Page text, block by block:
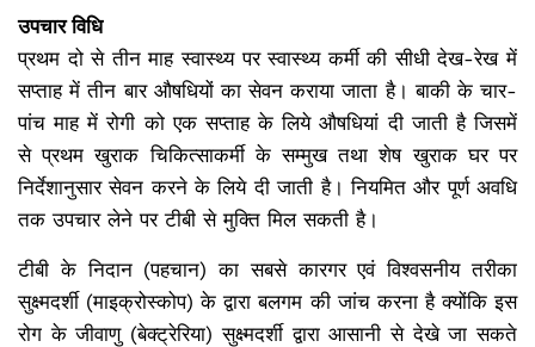
उपचार विधि
प्रथम दो से तीन माह स्‍वास्‍थ्‍य पर स्‍वास्‍थ्‍य कर्मी की सीधी देख-रेख में
सप्‍ताह में तीन बार औषधियों का सेवन कराया जाता है। बाकी के चार-
पांच माह में रोगी को एक सप्‍ताह के लिये औषधियां दी जाती है जिसमें
से प्रथम खुराक चिकित्‍साकर्मी के सम्‍मुख तथा शेष खुराक घर पर
निर्देशानुसार सेवन करने के लिये दी जाती है। नियमित और पूर्ण अवधि
तक उपचार लेने पर टीबी से मुक्ति मिल सकती है।
टीबी के निदान (पहचान) का सबसे कारगर एवं विश्‍वसनीय तरीका
सुक्ष्‍मदर्शी (माइक्रोस्‍कोप) के द्वारा बलगम की जांच करना है क्‍योंकि इस
रोग के जीवाणु (बेक्‍ट्रेरिया) सुक्ष्‍मदर्शी द्वारा आसानी से देखे जा सकते